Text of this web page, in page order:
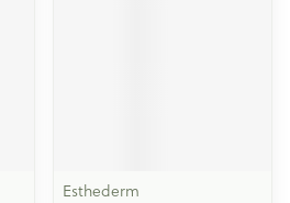
Esthederm